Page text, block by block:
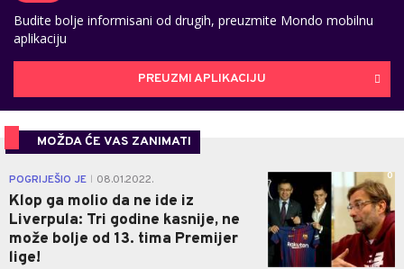
Budite bolje informisani od drugih, preuzmite Mondo mobilnu
aplikaciju
PREUZMI APLIKACIJU
MOŽDA ĆE VAS ZANIMATI
POGRIJEŠIO JE 08.01.2022.
Klop ga molio da ne ide iz
Liverpula: Tri godine kasnije, ne
može bolje od 13. tima Premijer
lige!
0